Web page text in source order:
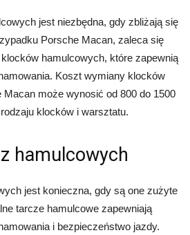
jest niezbędna, gdy zbliżają się
Porsche Macan, zaleca się
hamulcowych, które zapewnią
Koszt wymiany klocków
może wynosić od 800 do 1500
klocków i warsztatu.
hamulcowych
jest konieczna, gdy są one zużyte
tarcze hamulcowe zapewniają
i bezpieczeństwo jazdy.